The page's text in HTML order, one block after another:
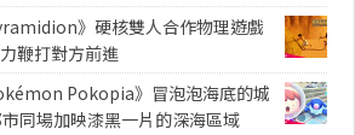
》硬核雙人合作物理遊戲
鞭打對方前進
Pokopia》冒泡泡海底的城
同場加映漆黑一片的深海區域